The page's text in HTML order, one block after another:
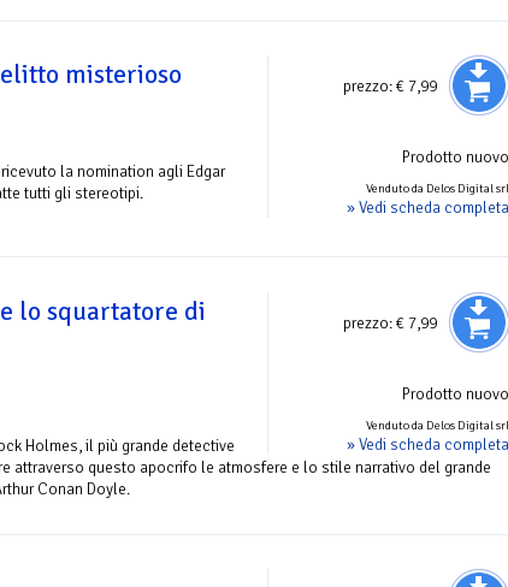
prezzo:€ 7,99
Prodotto nuovo
Venduto da Delos Digital srl
» Vedi scheda completa
misterioso
la nomination agli Edgar
tutti gli stereotipi.
prezzo:€ 7,99
Prodotto nuovo
Venduto da Delos Digital srl
» Vedi scheda completa
lo squartatore di
Holmes, il più grande detective
attraverso questo apocrifo le atmosfere e lo stile narrativo del grande
Conan Doyle.